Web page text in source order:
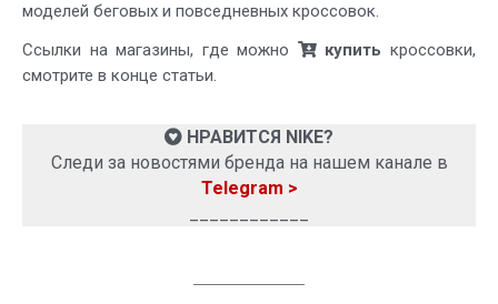
моделей беговых и повседневных кроссовок.
Ссылки на магазины, где можно
купить кроссовки,
смотрите в конце статьи.
НРАВИТСЯ NIKE?
Следи за новостями бренда на нашем канале в
Telegram >